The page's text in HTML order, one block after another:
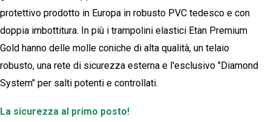
protettivo prodotto in Europa in robusto PVC tedesco e con
doppia imbottitura. In più i trampolini elastici Etan Premium
Gold hanno delle molle coniche di alta qualità, un telaio
robusto, una rete di sicurezza esterna e l'esclusivo "Diamond
System" per salti potenti e controllati.
La sicurezza al primo posto!